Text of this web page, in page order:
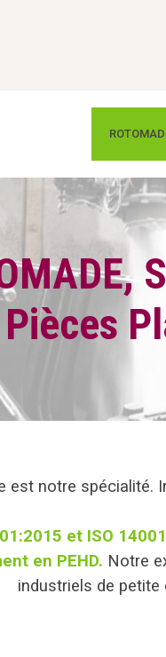
est notre spécialité.
et ISO
en PEHD. Notre
industriels de